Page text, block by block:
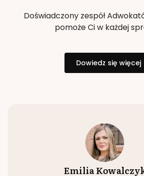
Doświadczony zespół
pomoże Ci w każdej
Dowiedz się więcej
Emilia